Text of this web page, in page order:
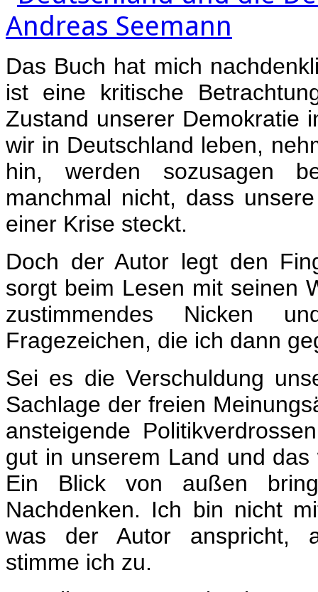
Das Buch hat mich
ist eine kritische
Zustand unserer Demokratie
wir in Deutschland leben,
hin, werden sozusagen
manchmal nicht, dass
einer Krise steckt.
Doch der Autor legt den
sorgt beim Lesen mit seinen
zustimmendes Nicken
Fragezeichen, die ich dann
Sei es die Verschuldung
Sachlage der freien
ansteigende
gut in unserem Land und
Ein Blick von außen
Nachdenken. Ich bin nicht
was der Autor anspricht,
stimme ich zu.